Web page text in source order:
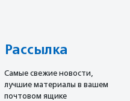
Рассылка
Cамые свежие новости,
лучшие материалы в вашем
почтовом ящике